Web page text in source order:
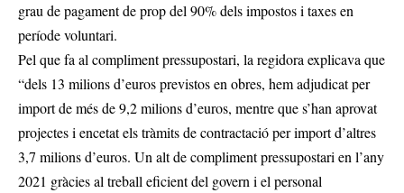
grau de pagament de prop del 90% dels impostos i taxes en
període voluntari.
Pel que fa al compliment pressupostari, la regidora explicava que
“dels 13 milions d’euros previstos en obres, hem adjudicat per
import de més de 9,2 milions d’euros, mentre que s’han aprovat
projectes i encetat els tràmits de contractació per import d’altres
3,7 milions d’euros. Un alt de compliment pressupostari en l’any
2021 gràcies al treball eficient del govern i el personal